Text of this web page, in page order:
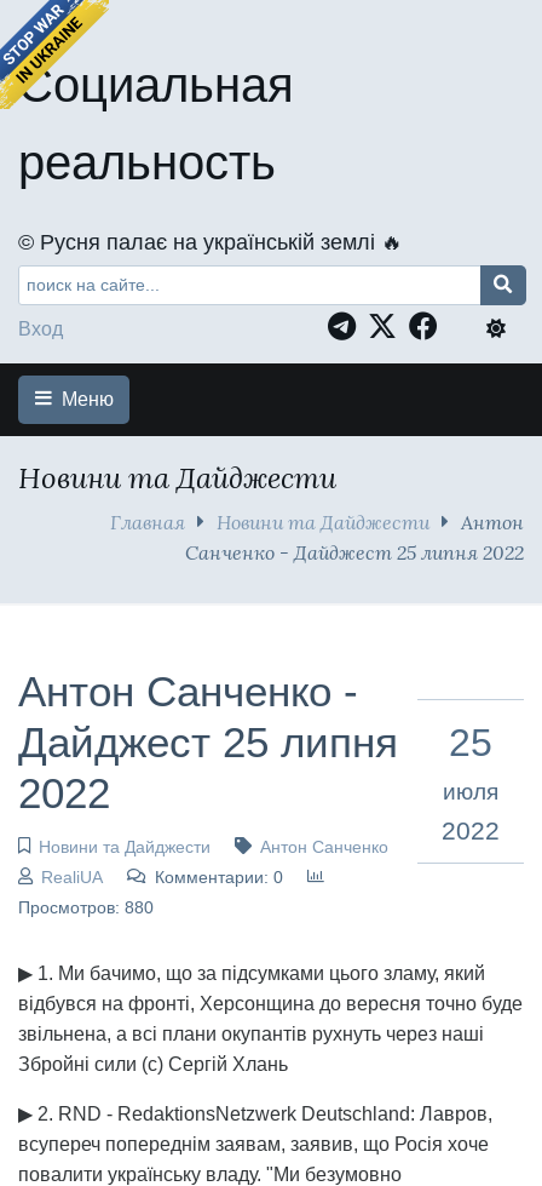
Социальная
реальность
©️ Русня палає на українській землі 🔥
Вход
Меню
Новини та Дайджести
Главная Новини та Дайджести
Антон
Санченко - Дайджест 25 липня 2022
Антон Санченко -
Дайджест 25 липня
2022
Новини та Дайджести
Антон Санченко
RealiUA
Комментарии: 0
Просмотров: 880
25
июля
2022
▶ 1. Ми бачимо, що за підсумками цього зламу, який
відбувся на фронті, Херсонщина до вересня точно буде
звільнена, а всі плани окупантів рухнуть через наші
Збройні сили (с) Сергій Хлань
▶ 2. RND - RedaktionsNetzwerk Deutschland: Лавров,
всупереч попереднім заявам, заявив, що Росія хоче
повалити українську владу. "Ми безумовно